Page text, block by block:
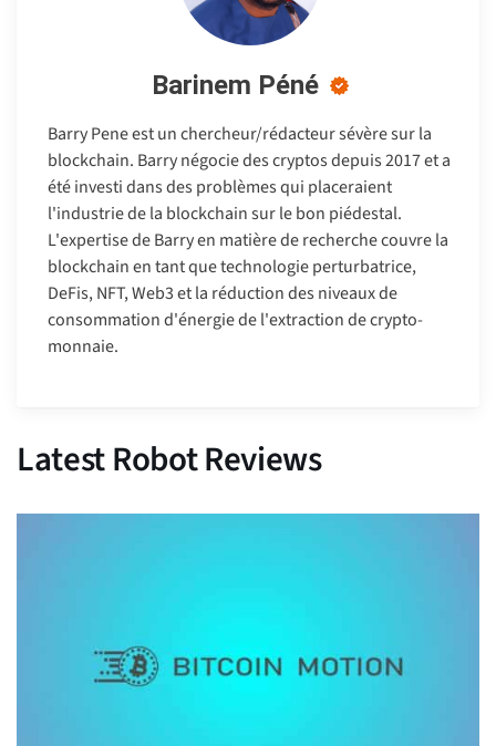
Barinem Péné
Barry Pene est un chercheur/rédacteur sévère sur la
blockchain. Barry négocie des cryptos depuis 2017 et a
été investi dans des problèmes qui placeraient
l'industrie de la blockchain sur le bon piédestal.
L'expertise de Barry en matière de recherche couvre la
blockchain en tant que technologie perturbatrice,
DeFis, NFT, Web3 et la réduction des niveaux de
consommation d'énergie de l'extraction de crypto-
monnaie.
Latest Robot Reviews